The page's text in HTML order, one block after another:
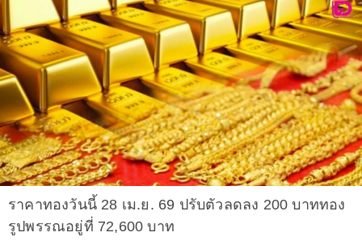
ราคาทองวันนี้ 28 เม.ย. 69 ปรับตัวลดลง 200 บาททอง
รูปพรรณอยู่ที่ 72,600 บาท